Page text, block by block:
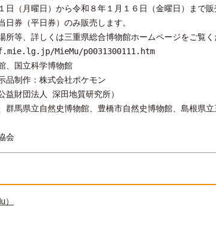
（月曜日）から令和８年１月１６日（金曜日）まで販
券（平日券）のみ販売します。
等、詳しくは三重県総合博物館ホームページをご覧く
MieMu/p0031300111.htm
、国立科学博物館
品制作：株式会社ポケモン
財団法人 深田地質研究所）
馬県立自然史博物館、豊橋市自然史博物館、島根県
会